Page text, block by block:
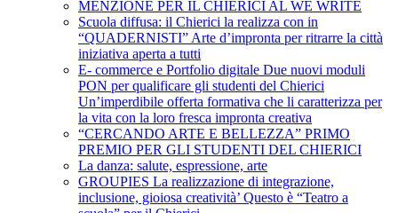
MENZIONE PER IL CHIERICI AL WE WRITE
Scuola diffusa: il Chierici la realizza con in
“QUADERNISTI” Arte d’impronta per ritrarre la città
iniziativa aperta a tutti
E- commerce e Portfolio digitale Due nuovi moduli
PON per qualificare gli studenti del Chierici
Un’imperdibile offerta formativa che li caratterizza per
la vita con la loro fresca impronta creativa
“CERCANDO ARTE E BELLEZZA” PRIMO
PREMIO PER GLI STUDENTI DEL CHIERICI
La danza: salute, espressione, arte
GROUPIES La realizzazione di integrazione,
inclusione, gioiosa creatività’ Questo è “Teatro a